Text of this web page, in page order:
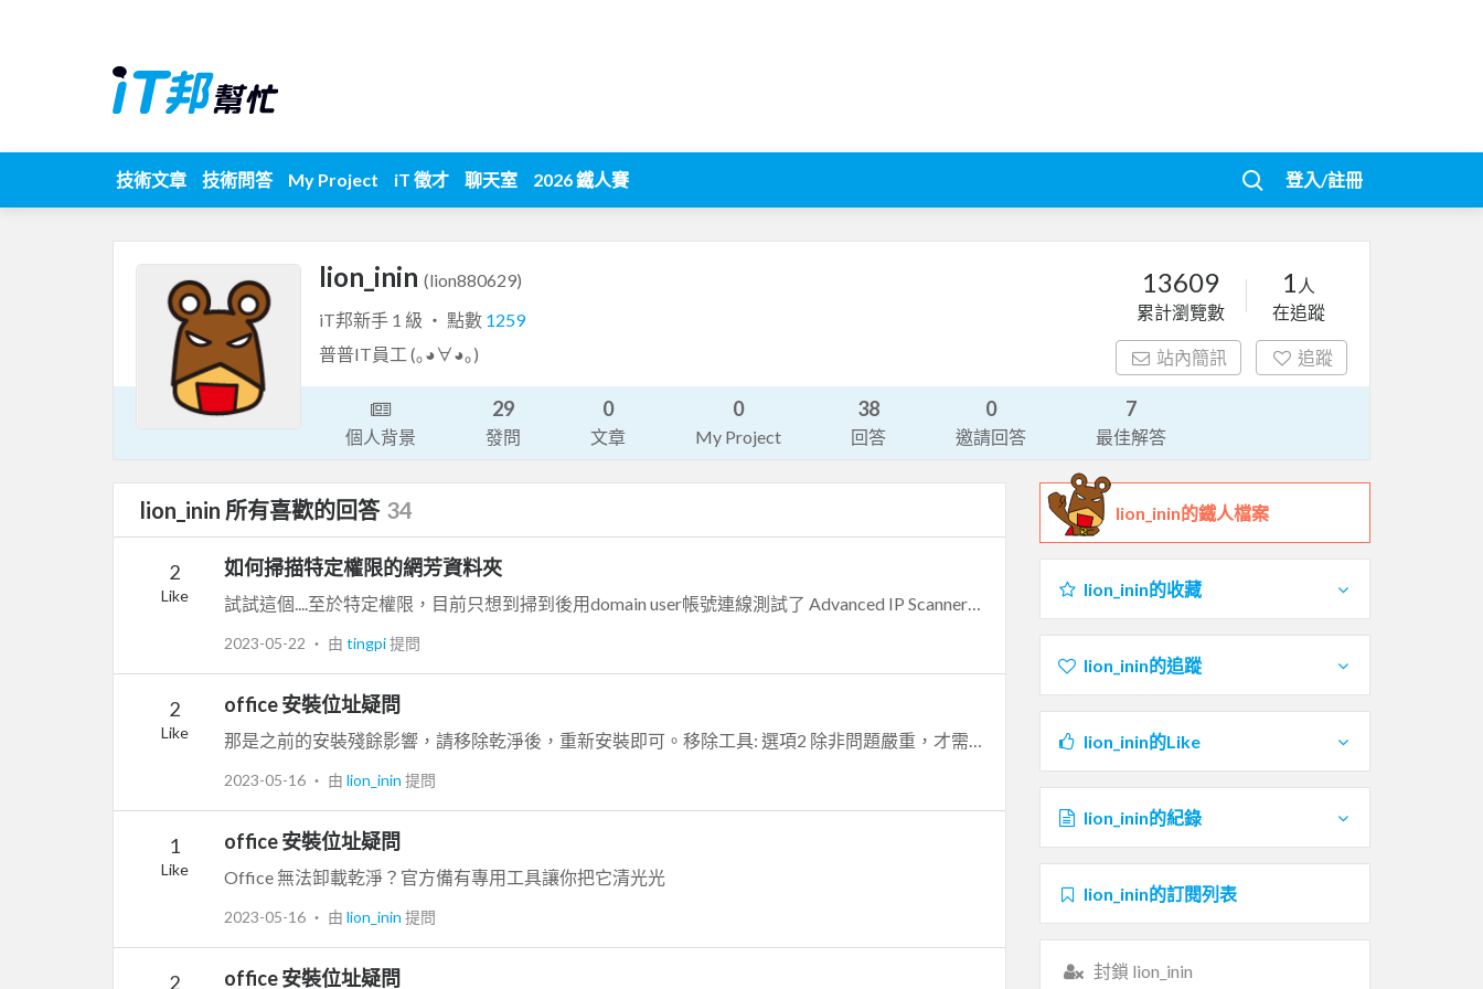
技術文章 技術問答 My Project iT 徵才 聊天室 2026 鐵人賽 登入/註冊
lion_inin (lion880629)
iT邦新手 1 級 ‧ 點數 1259
普普IT員工 (｡◕∀◕｡)
13609
累計瀏覽數
1 人
在追蹤
站內簡訊 追蹤
個人背景
29
發問
0
文章
0
My Project
38
回答
0
邀請回答
7
最佳解答
lion_inin 所有喜歡的回答 34
2
Like
如何掃描特定權限的網芳資料夾
2023-05-22 ‧ 由 tingpi提問
2
Like
office 安裝位址疑問
2023-05-16 ‧ 由 lion_inin 提問
1
Like
office 安裝位址疑問
Office 無法卸載乾淨？官方備有專用工具讓你把它清光光
2023-05-16 ‧ 由 lion_inin 提問
2 office 安裝位址疑問
lion_inin的鐵人檔案
lion_inin的收藏
lion_inin的追蹤
lion_inin的Like
lion_inin的紀錄
lion_inin的訂閱列表
封鎖 lion_inin